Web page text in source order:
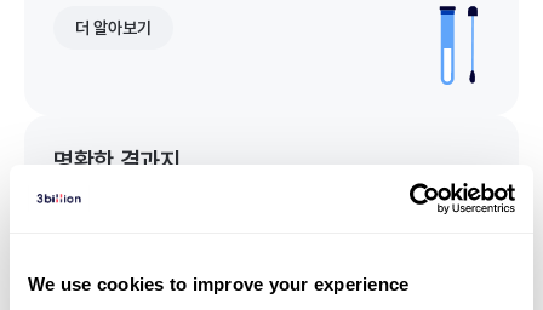
We use cookies to improve your experience
더 알아보기
명확한 결과지